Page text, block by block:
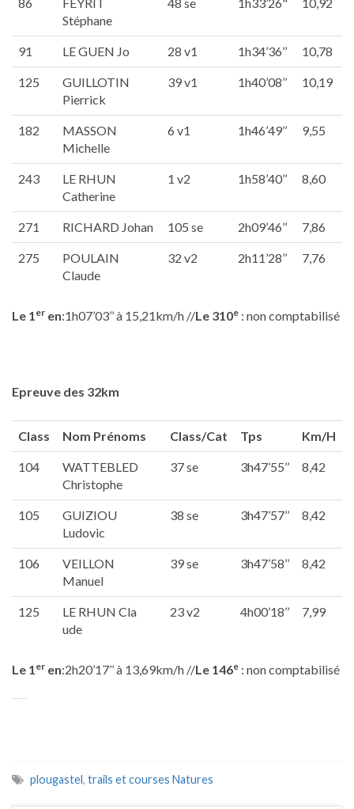
Stéphane
91 LE GUEN Jo 28 v1 1h34’36’’ 10,78
125
GUILLOTIN
Pierrick
39 v1 1h40’08’’ 10,19
182
MASSON
Michelle
6 v1 1h46’49’’ 9,55
243
LE RHUN
Catherine
1 v2 1h58’40’’ 8,60
271 RICHARD Johan 105 se 2h09’46’’ 7,86
275
POULAIN
Claude
32 v2 2h11’28’’ 7,76
Le 1er en:1h07’03’’ à 15,21km/h //Le 310e : non comptabilisé
Epreuve des 32km
Class Nom Prénoms Class/Cat Tps Km/H
104
WATTEBLED
Christophe
37 se 3h47’55’’ 8,42
105
GUIZIOU
Ludovic
38 se 3h47’57’’ 8,42
106
VEILLON
Manuel
39 se 3h47’58’’ 8,42
125
LE RHUN Cla
ude
23 v2 4h00’18’’ 7,99
Le 1er en:2h20’17’’ à 13,69km/h //Le 146e : non comptabilisé
plougastel, trails et courses Natures